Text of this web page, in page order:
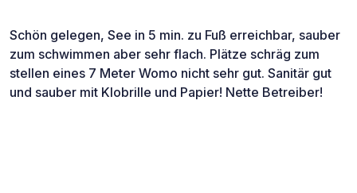
Schön gelegen, See in 5 min. zu Fuß erreichbar, sauber
zum schwimmen aber sehr flach. Plätze schräg zum
stellen eines 7 Meter Womo nicht sehr gut. Sanitär gut
und sauber mit Klobrille und Papier! Nette Betreiber!